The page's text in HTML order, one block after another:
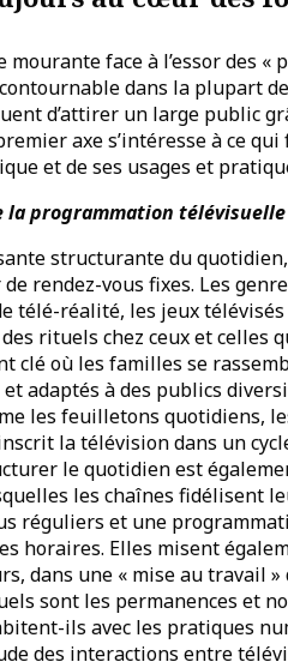
face à l’essor des «
dans la plupart
d’attirer un large public
axe s’intéresse à ce
et de ses usages et
la programmation télévisuelle
structurante du
rendez-vous fixes. Les
télé-réalité, les jeux
rituels chez ceux et celles
clé où les familles se
adaptés à des publics
les feuilletons quotidiens,
la télévision dans un
le quotidien est
les chaînes fidélisent
réguliers et une
horaires. Elles misent
dans une « mise au travail
sont les permanences et
ils avec les pratiques
des interactions entre